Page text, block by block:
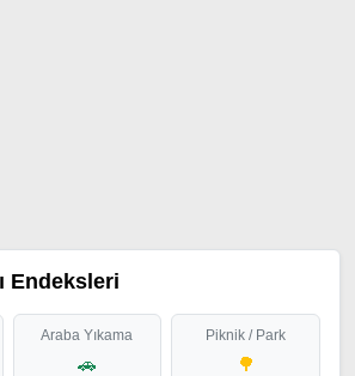
Endeksleri
Araba Yıkama
🚗
Piknik / Park
🌳